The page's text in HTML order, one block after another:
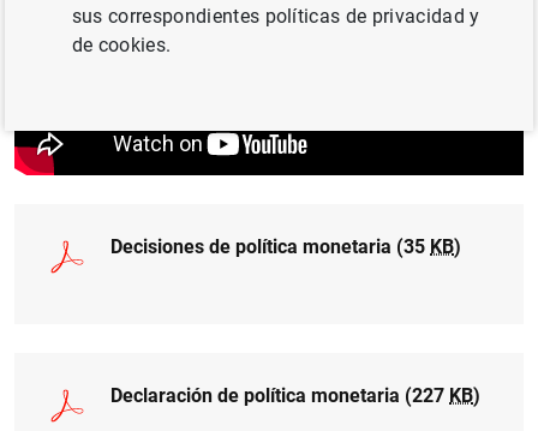
Decisiones de política monetaria (35 KB)
Declaración de política monetaria (227 KB)
sus correspondientes políticas de privacidad y
de cookies.